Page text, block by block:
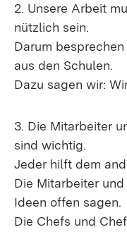
2. Unsere Arbeit
nützlich sein.
Darum
aus den Schulen.
Dazu sagen wir:
3. Die Mitarbeiter
sind wichtig.
Jeder hilft dem
Die Mitarbeiter
Ideen offen sagen.
Die Chefs und